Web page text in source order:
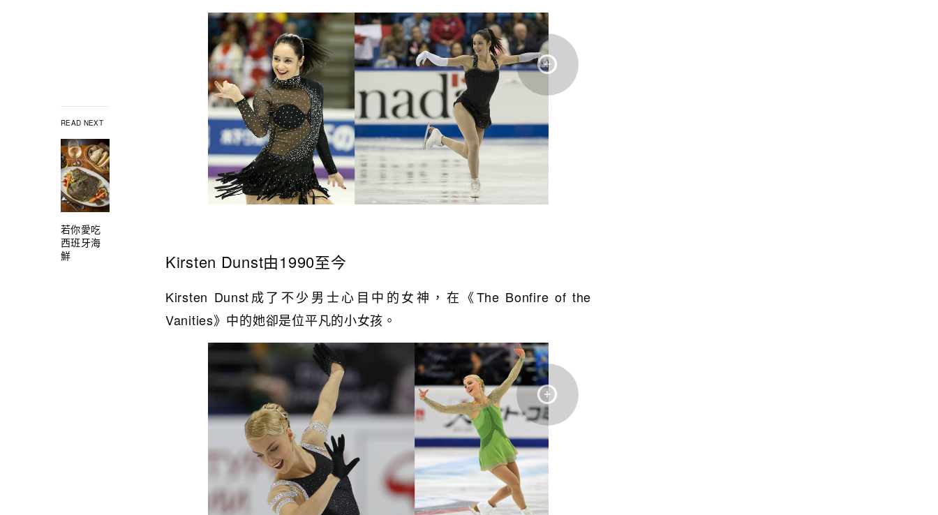
READ NEXT
若你愛吃
西班牙海
鮮
Kirsten Dunst由1990至今
Kirsten Dunst成了不少男士心目中的女神，在《The Bonfire of the
Vanities》中的她卻是位平凡的小女孩。